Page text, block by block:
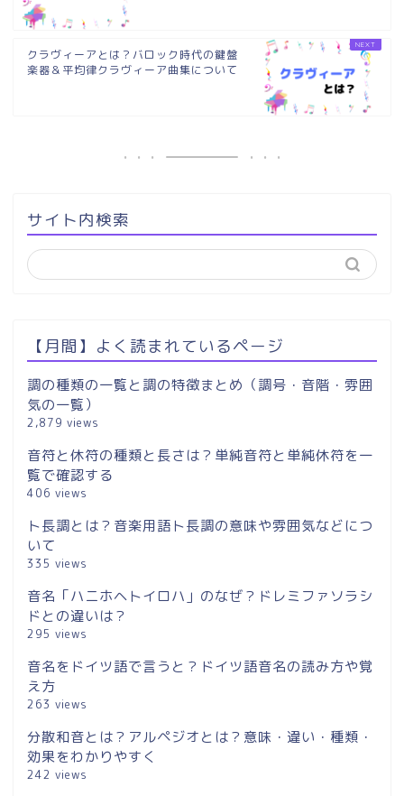
クラヴィーアとは？バロック時代の鍵盤
楽器＆平均律クラヴィーア曲集について
サイト内検索
【月間】よく読まれているページ
調の種類の一覧と調の特徴まとめ（調号・音階・雰囲
気の一覧）
2,879 views
音符と休符の種類と長さは？単純音符と単純休符を一
覧で確認する
406 views
ト長調とは？音楽用語ト長調の意味や雰囲気などにつ
いて
335 views
音名「ハニホヘトイロハ」のなぜ？ドレミファソラシ
ドとの違いは？
295 views
音名をドイツ語で言うと？ドイツ語音名の読み方や覚
え方
263 views
分散和音とは？アルペジオとは？意味・違い・種類・
効果をわかりやすく
242 views